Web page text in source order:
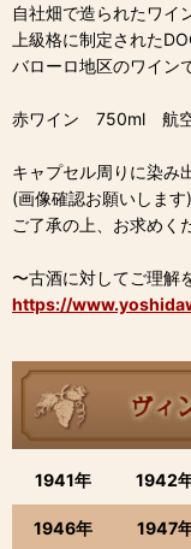
自社畑で造られたワイ
上級格に制定された
バローロ地区のワイン
赤ワイン 750ml 航空
キャプセル周りに染み
(画像確認お願いします
ご了承の上、お求めく
〜古酒に対してご理解
https://
1941年 1942
1946年 1947